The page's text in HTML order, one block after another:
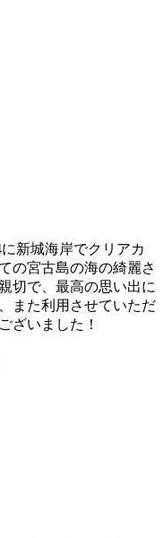
新城海岸でクリアカ
の宮古島の海の綺麗さ
切で、最高の思い出に
また利用させていただ
ざいました！